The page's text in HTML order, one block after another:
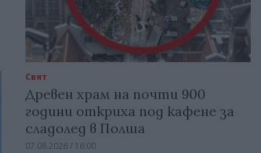
Свят
Древен храм на почти 900
години откриха под кафене за
сладолед в Полша
07.08.2026 / 16:00